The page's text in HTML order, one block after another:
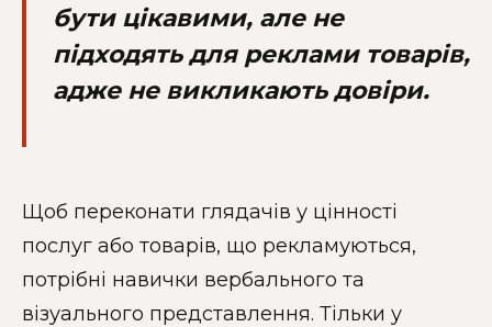
бути цікавими, але не
підходять для реклами товарів,
адже не викликають довіри.
Щоб переконати глядачів у цінності
послуг або товарів, що рекламуються,
потрібні навички вербального та
візуального представлення. Тільки у